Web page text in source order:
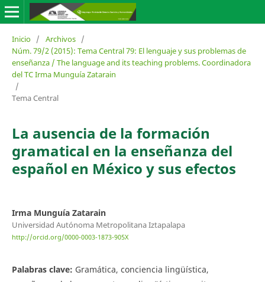
Inicio / Archivos /
Núm. 79/2 (2015): Tema Central 79: El lenguaje y sus problemas de
enseñanza / The language and its teaching problems. Coordinadora
del TC Irma Munguía Zatarain
/
Tema Central
La ausencia de la formación
gramatical en la enseñanza del
español en México y sus efectos
Irma Munguía Zatarain
Universidad Autónoma Metropolitana Iztapalapa
http://orcid.org/0000-0003-1873-905X
Palabras clave: Gramática, conciencia lingüística,